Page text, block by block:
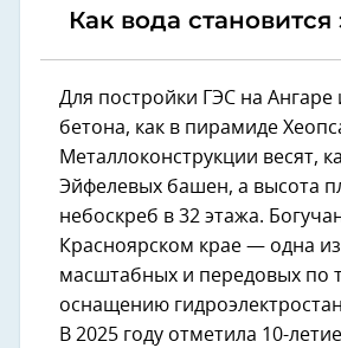
Как вода
Для постройки ГЭС на Ангаре
бетона, как в пирамиде
Металлоконструкции весят,
Эйфелевых башен, а высота
небоскреб в 32 этажа.
Красноярском крае — одна
масштабных и передовых по
оснащению
В 2025 году отметила 10-